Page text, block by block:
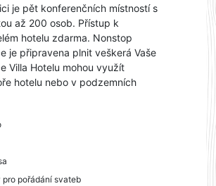
je pět konferenčních místností s
až 200 osob. Přístup k
hotelu zdarma. Nonstop
je připravena plnit veškerá Vaše
Villa Hotelu mohou využít
hotelu nebo v podzemních
pořádání svateb